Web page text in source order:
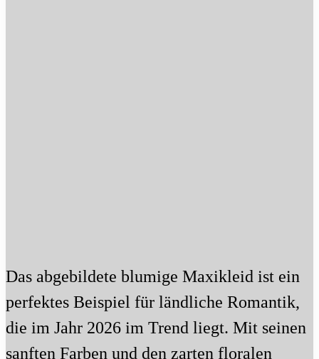
Das abgebildete blumige Maxikleid ist ein
perfektes Beispiel für ländliche Romantik,
die im Jahr 2026 im Trend liegt. Mit seinen
sanften Farben und den zarten floralen